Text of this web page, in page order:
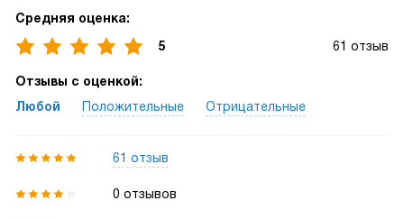
Средняя оценка:
5
61 отзыв
Отзывы с оценкой:
Любой
Положительные Отрицательные
61 отзыв
0 отзывов